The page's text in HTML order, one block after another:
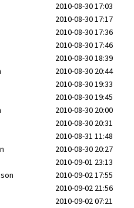
2010-08-30 17:03
2010-08-30 17:17
2010-08-30 17:36
2010-08-30 17:46
2010-08-30 18:39
2010-08-30 20:44
2010-08-30 19:33
2010-08-30 19:45
2010-08-30 20:00
2010-08-30 20:31
2010-08-31 11:48
2010-08-30 20:27
2010-09-01 23:13
2010-09-02 17:55
2010-09-02 21:56
2010-09-02 07:21